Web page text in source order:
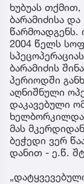
ხუბუას
ბარამიძისა
წარმოადგენს.
2004 წელს
ბარამიძის
პერიოდში
აღნიშნული
დაკავებული
მას
ბეჭედი ვერ
დანით - ე.წ.